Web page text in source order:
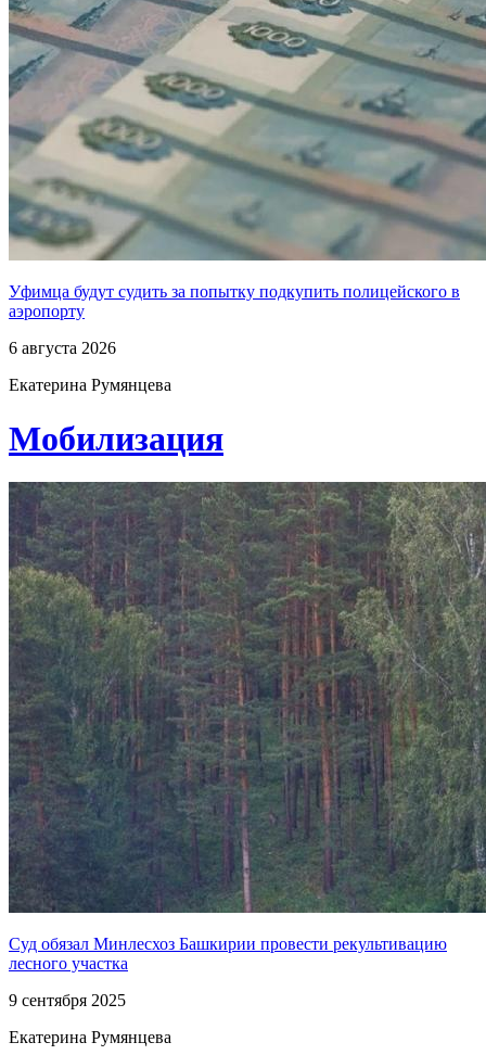
Уфимца будут судить за попытку подкупить полицейского в
аэропорту
6 августа 2026
Екатерина Румянцева
Мобилизация
Суд обязал Минлесхоз Башкирии провести рекультивацию
лесного участка
9 сентября 2025
Екатерина Румянцева